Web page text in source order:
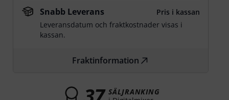
Snabb Leverans
Pris i kassan
Leveransdatum och fraktkostnader visas i
kassan.
Fraktinformation
SÄLJRANKING